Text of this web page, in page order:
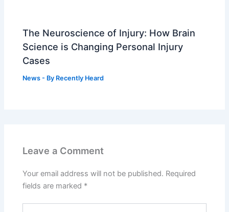
The Neuroscience of Injury: How Brain
Science is Changing Personal Injury
Cases
News - By Recently Heard
Leave a Comment
Your email address will not be published. Required
fields are marked *